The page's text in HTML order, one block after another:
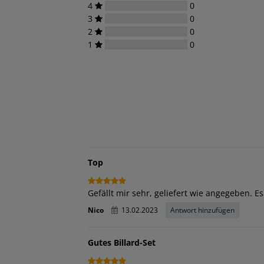
4
0
3
0
2
0
1
0
Top
Gefällt mir sehr, geliefert wie angegeben.
Nico 13.02.2023 Antwort hinzufügen
Gutes Billard-Set